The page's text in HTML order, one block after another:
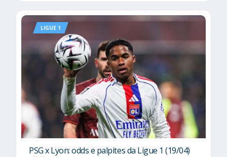
LIGUE 1
PSG x Lyon: odds e palpites da Ligue 1 (19/04)